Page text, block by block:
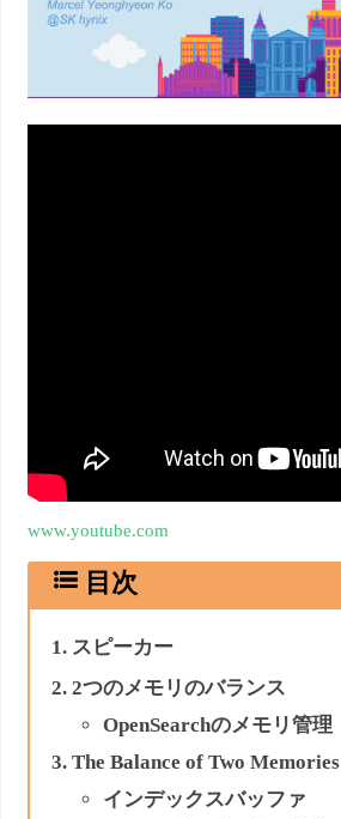
www.youtube.com
スピーカー
2つのメモリのバランス
OpenSearchのメモリ管理
The Balance of Two Memories
インデックスバッファ